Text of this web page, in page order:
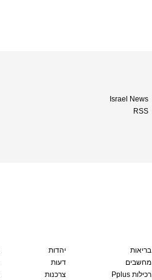
Israel News
RSS
בריאות
מחשבים
Pplus רכילות
יהדות
דעות
צרכנות